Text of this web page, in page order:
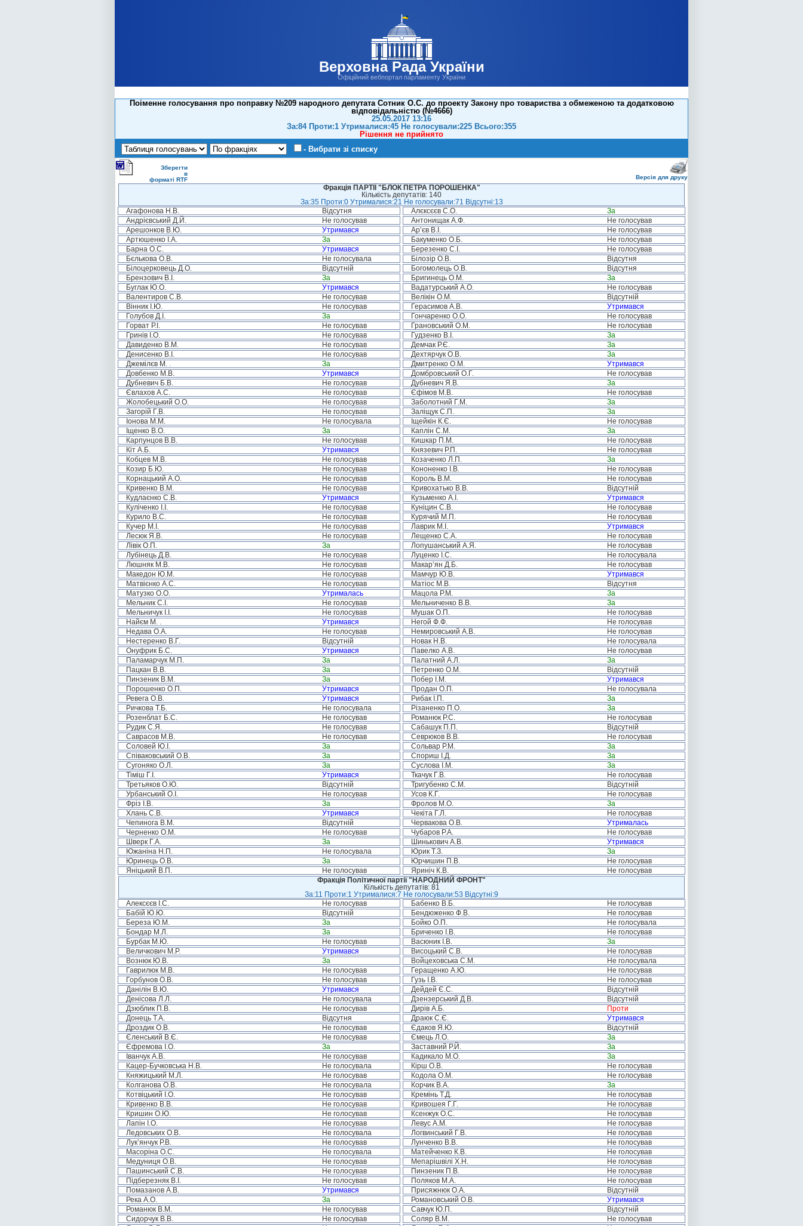
Верховна Рада України
Офіційний вебпортал парламенту України
Поіменне голосування про поправку №209 народного депутата Сотник О.С. до проекту Закону про товариства з обмеженою та додатковою
відповідальністю (№4666)
25.05.2017 13:16
За:84 Проти:1 Утрималися:45 Не голосували:225 Всього:355
Рішення не прийнято
- Вибрати зі списку
Зберегти
в
форматі RTF
Версія для друку
Фракція ПАРТІЇ "БЛОК ПЕТРА ПОРОШЕНКА"
Кількість депутатів: 140
За:35 Проти:0 Утрималися:21 Не голосували:71 Відсутні:13
Агафонова Н.В.
Відсутня Алєксєєв С.О.
За
Андрієвський Д.Й.
Не голосував Антонищак А.Ф.
Не голосував
Арешонков В.Ю.
Утримався Ар’єв В.І.
Не голосував
Артюшенко І.А.
За Бакуменко О.Б.
Не голосував
Барна О.С.
Утримався Березенко С.І.
Не голосував
Бєлькова О.В.
Не голосувала Білозір О.В.
Відсутня
Білоцерковець Д.О.
Відсутній Богомолець О.В.
Відсутня
Брензович В.І.
За Бригинець О.М.
За
Буглак Ю.О.
Утримався Вадатурський А.О.
Не голосував
Валентиров С.В.
Не голосував Велікін О.М.
Відсутній
Вінник І.Ю.
Не голосував Герасимов А.В.
Утримався
Голубов Д.І.
За Гончаренко О.О.
Не голосував
Горват Р.І.
Не голосував Грановський О.М.
Не голосував
Гринів І.О.
Не голосував Гудзенко В.І.
За
Давиденко В.М.
Не голосував Демчак Р.Є.
За
Денисенко В.І.
Не голосував Дехтярчук О.В.
За
Джемілєв М. .
За Дмитренко О.М.
Утримався
Довбенко М.В.
Утримався Домбровський О.Г.
Не голосував
Дубневич Б.В.
Не голосував Дубневич Я.В.
За
Євлахов А.С.
Не голосував Єфімов М.В.
Не голосував
Жолобецький О.О.
Не голосував Заболотний Г.М.
За
Загорій Г.В.
Не голосував Заліщук С.П.
За
Іонова М.М.
Не голосувала Іщейкін К.Є.
Не голосував
Іщенко В.О.
За Каплін С.М.
За
Карпунцов В.В.
Не голосував Кишкар П.М.
Не голосував
Кіт А.Б.
Утримався Князевич Р.П.
Не голосував
Кобцев М.В.
Не голосував Козаченко Л.П.
За
Козир Б.Ю.
Не голосував Кононенко І.В.
Не голосував
Корнацький А.О.
Не голосував Король В.М.
Не голосував
Кривенко В.М.
Не голосував Кривохатько В.В.
Відсутній
Кудлаєнко С.В.
Утримався Кузьменко А.І.
Утримався
Куліченко І.І.
Не голосував Куніцин С.В.
Не голосував
Курило В.С.
Не голосував Курячий М.П.
Не голосував
Кучер М.І.
Не голосував Лаврик М.І.
Утримався
Лесюк Я.В.
Не голосував Лещенко С.А.
Не голосував
Лівік О.П.
За Лопушанський А.Я.
Не голосував
Лубінець Д.В.
Не голосував Луценко І.С.
Не голосувала
Люшняк М.В.
Не голосував Макар’ян Д.Б.
Не голосував
Македон Ю.М.
Не голосував Мамчур Ю.В.
Утримався
Матвієнко А.С.
Не голосував Матіос М.В.
Відсутня
Матузко О.О.
Утрималась Мацола Р.М.
За
Мельник С.І.
Не голосував Мельниченко В.В.
За
Мельничук І.І.
Не голосував Мушак О.П.
Не голосував
Найєм М. .
Утримався Негой Ф.Ф.
Не голосував
Недава О.А.
Не голосував Немировський А.В.
Не голосував
Нестеренко В.Г.
Відсутній Новак Н.В.
Не голосувала
Онуфрик Б.С.
Утримався Павелко А.В.
Не голосував
Паламарчук М.П.
За Палатний А.Л.
За
Пацкан В.В.
За Петренко О.М.
Відсутній
Пинзеник В.М.
За Побер І.М.
Утримався
Порошенко О.П.
Утримався Продан О.П.
Не голосувала
Ревега О.В.
Утримався Рибак І.П.
За
Ричкова Т.Б.
Не голосувала Різаненко П.О.
За
Розенблат Б.С.
Не голосував Романюк Р.С.
Не голосував
Рудик С.Я.
Не голосував Сабашук П.П.
Відсутній
Саврасов М.В.
Не голосував Севрюков В.В.
Не голосував
Соловей Ю.І.
За Сольвар Р.М.
За
Співаковський О.В.
За Спориш І.Д.
За
Сугоняко О.Л.
За Суслова І.М.
За
Тіміш Г.І.
Утримався Ткачук Г.В.
Не голосував
Третьяков О.Ю.
Відсутній Тригубенко С.М.
Відсутній
Урбанський О.І.
Не голосував Усов К.Г.
Не голосував
Фріз І.В.
За Фролов М.О.
За
Хлань С.В.
Утримався Чекіта Г.Л.
Не голосував
Чепинога В.М.
Відсутній Червакова О.В.
Утрималась
Черненко О.М.
Не голосував Чубаров Р.А.
Не голосував
Шверк Г.А.
За Шинькович А.В.
Утримався
Южаніна Н.П.
Не голосувала Юрик Т.З.
За
Юринець О.В.
За Юрчишин П.В.
Не голосував
Яніцький В.П.
Не голосував Яриніч К.В.
Не голосував
Фракція Політичної партії "НАРОДНИЙ ФРОНТ"
Кількість депутатів: 81
За:11 Проти:1 Утрималися:7 Не голосували:53 Відсутні:9
Алексєєв І.С.
Не голосував Бабенко В.Б.
Не голосував
Бабій Ю.Ю.
Відсутній Бендюженко Ф.В.
Не голосував
Береза Ю.М.
За Бойко О.П.
Не голосувала
Бондар М.Л.
За Бриченко І.В.
Не голосував
Бурбак М.Ю.
Не голосував Васюник І.В.
За
Величкович М.Р.
Утримався Висоцький С.В.
Не голосував
Вознюк Ю.В.
За Войцеховська С.М.
Не голосувала
Гаврилюк М.В.
Не голосував Геращенко А.Ю.
Не голосував
Горбунов О.В.
Не голосував Гузь І.В.
Не голосував
Данілін В.Ю.
Утримався Дейдей Є.С.
Відсутній
Денісова Л.Л.
Не голосувала Дзензерський Д.В.
Відсутній
Дзюблик П.В.
Не голосував Дирів А.Б.
Проти
Донець Т.А.
Відсутня Драюк С.Є.
Утримався
Дроздик О.В.
Не голосував Єдаков Я.Ю.
Відсутній
Єленський В.Є.
Не голосував Ємець Л.О.
За
Єфремова І.О.
За Заставний Р.Й.
За
Іванчук А.В.
Не голосував Кадикало М.О.
За
Кацер-Бучковська Н.В.
Не голосувала Кірш О.В.
Не голосував
Княжицький М.Л.
Не голосував Кодола О.М.
Не голосував
Колганова О.В.
Не голосувала Корчик В.А.
За
Котвіцький І.О.
Не голосував Кремінь Т.Д.
Не голосував
Кривенко В.В.
Не голосував Кривошея Г.Г.
Не голосував
Кришин О.Ю.
Не голосував Ксенжук О.С.
Не голосував
Лапін І.О.
Не голосував Левус А.М.
Не голосував
Ледовських О.В.
Не голосувала Логвинський Г.В.
Не голосував
Лук’янчук Р.В.
Не голосував Лунченко В.В.
Не голосував
Масоріна О.С.
Не голосувала Матейченко К.В.
Не голосував
Медуниця О.В.
Не голосував Мепарішвілі Х.Н.
Не голосував
Пашинський С.В.
Не голосував Пинзеник П.В.
Не голосував
Підберезняк В.І.
Не голосував Поляков М.А.
Не голосував
Помазанов А.В.
Утримався Присяжнюк О.А.
Відсутній
Река А.О.
За Романовський О.В.
Утримався
Романюк В.М.
Не голосував Савчук Ю.П.
Відсутній
Сидорчук В.В.
Не голосував Соляр В.М.
Не голосував